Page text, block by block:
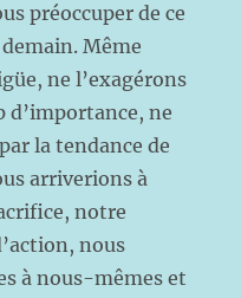
préoccuper de ce
Même
ne l’exagérons
d’importance, ne
la tendance de
arriverions à
notre
nous
à nous-mêmes et